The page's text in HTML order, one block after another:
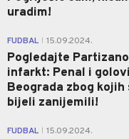
uradim!
FUDBAL 15.09.2024.
Pogledajte
infarkt: Penal i
Beograda zbog kojih
bijeli zanijemili!
FUDBAL 15.09.2024.